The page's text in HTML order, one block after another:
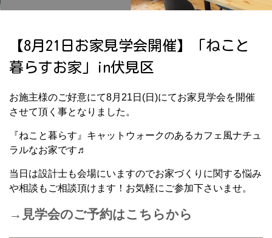
【8月21日お家見学会開催】「ねこと
暮らすお家」in伏見区
お施主様のご好意にて8月21日(日)にてお家見学会を開催
させて頂く事となりました。
『ねこと暮らす』キャットウォークのあるカフェ風ナチュ
ラルなお家です♬
当日は設計士も会場にいますのでお家づくりに関する悩み
や相談もご相談頂けます！お気軽にご参加下さいませ。
→ 見学会のご予約はこちらから